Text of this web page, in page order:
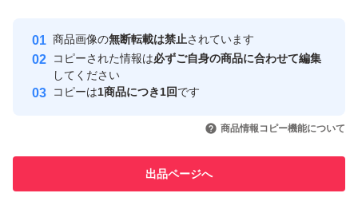
■ 発送方法 ■
ゆうパケットポストmini 送料無料
・おてがる配送（日本郵便）で配送事故が発生した場合（
● リカバリ作業に不安な方はご連絡下さい。
取引実績
取引実績◯+
このユーザーはYahoo!フリマの取
引を完了させた実績があります
での取引実績があります
スピード&安心発送
商品画像の無断転載は禁止されています
コピーされた情報は必ずご自身の商品に合わせて編集
してください
コピーは1商品につき1回です
商品情報コピー機能について
出品ページへ